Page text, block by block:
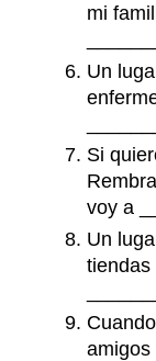
mi
Un
Si
voy a
Un
tiendas
amigos